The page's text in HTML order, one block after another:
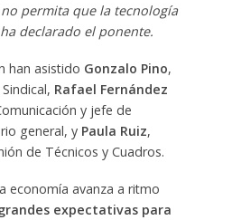
permita que la tecnología
declarado el ponente.
han asistido Gonzalo Pino,
Rafael Fernández
y jefe de
general, y Paula Ruiz,
de Técnicos y Cuadros.
economía avanza a ritmo
expectativas para